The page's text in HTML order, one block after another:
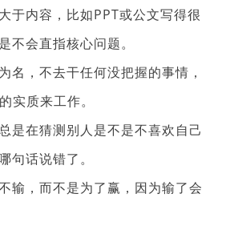
于内容，比如PPT或公文写得很
不会直指核心问题。
名，不去干任何没把握的事情，
实质来工作。
是在猜测别人是不是不喜欢自己
句话说错了。
输，而不是为了赢，因为输了会